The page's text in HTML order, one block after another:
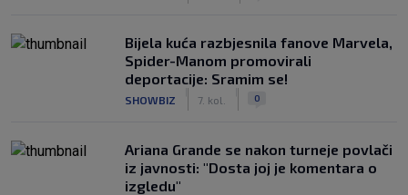
Bijela kuća razbjesnila fanove Marvela,
Spider-Manom promovirali
deportacije: Sramim se!
SHOWBIZ 7. kol. 0
Ariana Grande se nakon turneje povlači
iz javnosti: "Dosta joj je komentara o
izgledu"